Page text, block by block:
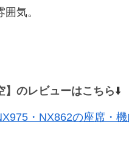
気。
】のレビューはこちら⬇️
・NX862の座席・